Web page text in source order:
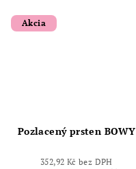
Akcia
Pozlacený prsten BOWY
352,92 Kč bez DPH